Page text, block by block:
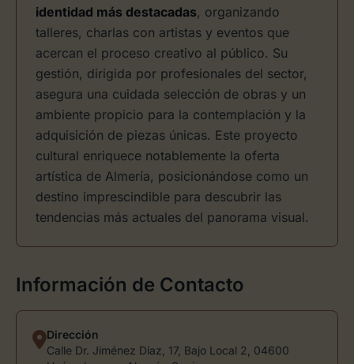
identidad más destacadas, organizando
talleres, charlas con artistas y eventos que
acercan el proceso creativo al público. Su
gestión, dirigida por profesionales del sector,
asegura una cuidada selección de obras y un
ambiente propicio para la contemplación y la
adquisición de piezas únicas. Este proyecto
cultural enriquece notablemente la oferta
artística de Almería, posicionándose como un
destino imprescindible para descubrir las
tendencias más actuales del panorama visual.
Información de Contacto
Dirección
Calle Dr. Jiménez Díaz, 17, Bajo Local 2, 04600